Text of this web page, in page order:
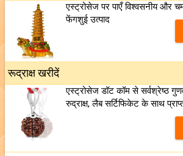
एस्ट्रोसेज पर पाएँ विश्वसनीय और
फेंगशुई उत्पाद
रूद्राक्ष खरीदें
एस्ट्रोसेज डॉट कॉम से सर्वश्रेष्ठ
रुद्राक्ष, लैब सर्टिफिकेट के साथ